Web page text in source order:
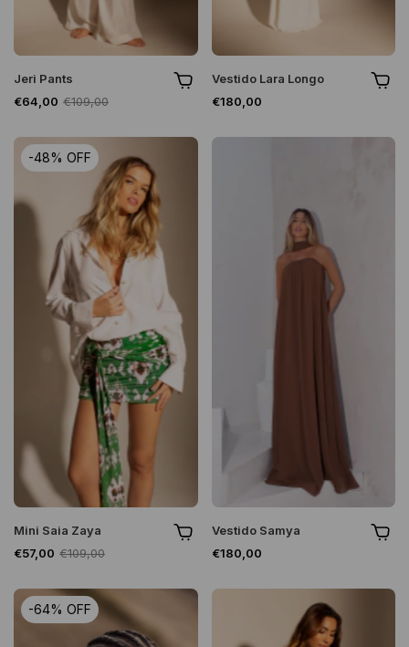
Jeri Pants
€64,00 €109,00
Vestido Lara Longo
€180,00
-48% OFF
Mini Saia Zaya
€57,00 €109,00
Vestido Samya
€180,00
-64% OFF